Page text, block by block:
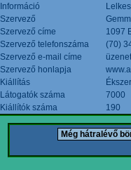
Információ
Szervező
Szervező címe
1097
Szervező telefonszáma
(70)
Szervező e-mail címe
Szervező honlapja
Kiállítás
Látogatók száma
7000
Kiállítók száma
190